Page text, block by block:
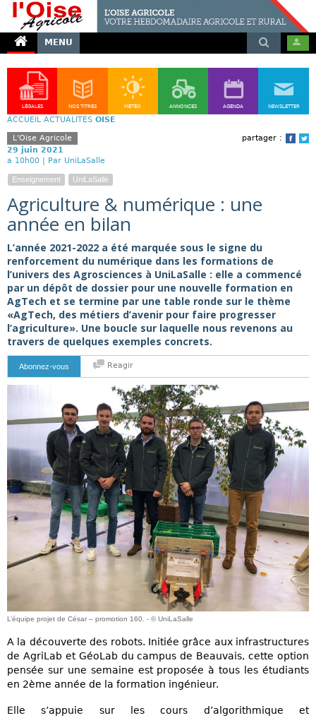
MENU
LÉGALES NOS TITRES MÉTÉO ANNONCES AGENDA NEWSLETTER
ACCUEIL ACTUALITÉS OISE
partager :
L'Oise Agricole
29 juin 2021
a 10h00 | Par UniLaSalle
Enseignement UniLaSalle
Agriculture & numérique : une
année en bilan
L’année 2021-2022 a été marquée sous le signe du
renforcement du numérique dans les formations de
l’univers des Agrosciences à UniLaSalle : elle a commencé
par un dépôt de dossier pour une nouvelle formation en
AgTech et se termine par une table ronde sur le thème
«AgTech, des métiers d’avenir pour faire progresser
l’agriculture». Une boucle sur laquelle nous revenons au
travers de quelques exemples concrets.
Abonnez-vous Reagir
L’équipe projet de César – promotion 160. - © UniLaSalle
A la découverte des robots. Initiée grâce aux infrastructures
de AgriLab et GéoLab du campus de Beauvais, cette option
pensée sur une semaine est proposée à tous les étudiants
en 2ème année de la formation ingénieur.
Elle s’appuie sur les cours d’algorithmique et